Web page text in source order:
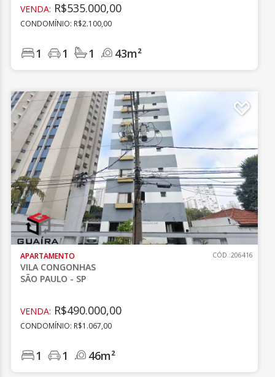
VENDA: R$535.000,00
CONDOMÍNIO: R$2.100,00
1 1 1 43m²
APARTAMENTO
VILA CONGONHAS
SÃO PAULO - SP
CÓD.:206416
VENDA: R$490.000,00
CONDOMÍNIO: R$1.067,00
1 1 46m²